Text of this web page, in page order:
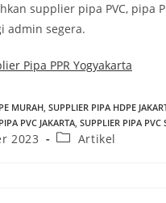
supplier pipa PVC, pipa
admin segera.
Pipa PPR Yogyakarta
MURAH, SUPPLIER PIPA HDPE
PVC JAKARTA, SUPPLIER PIPA PVC
2023 Artikel